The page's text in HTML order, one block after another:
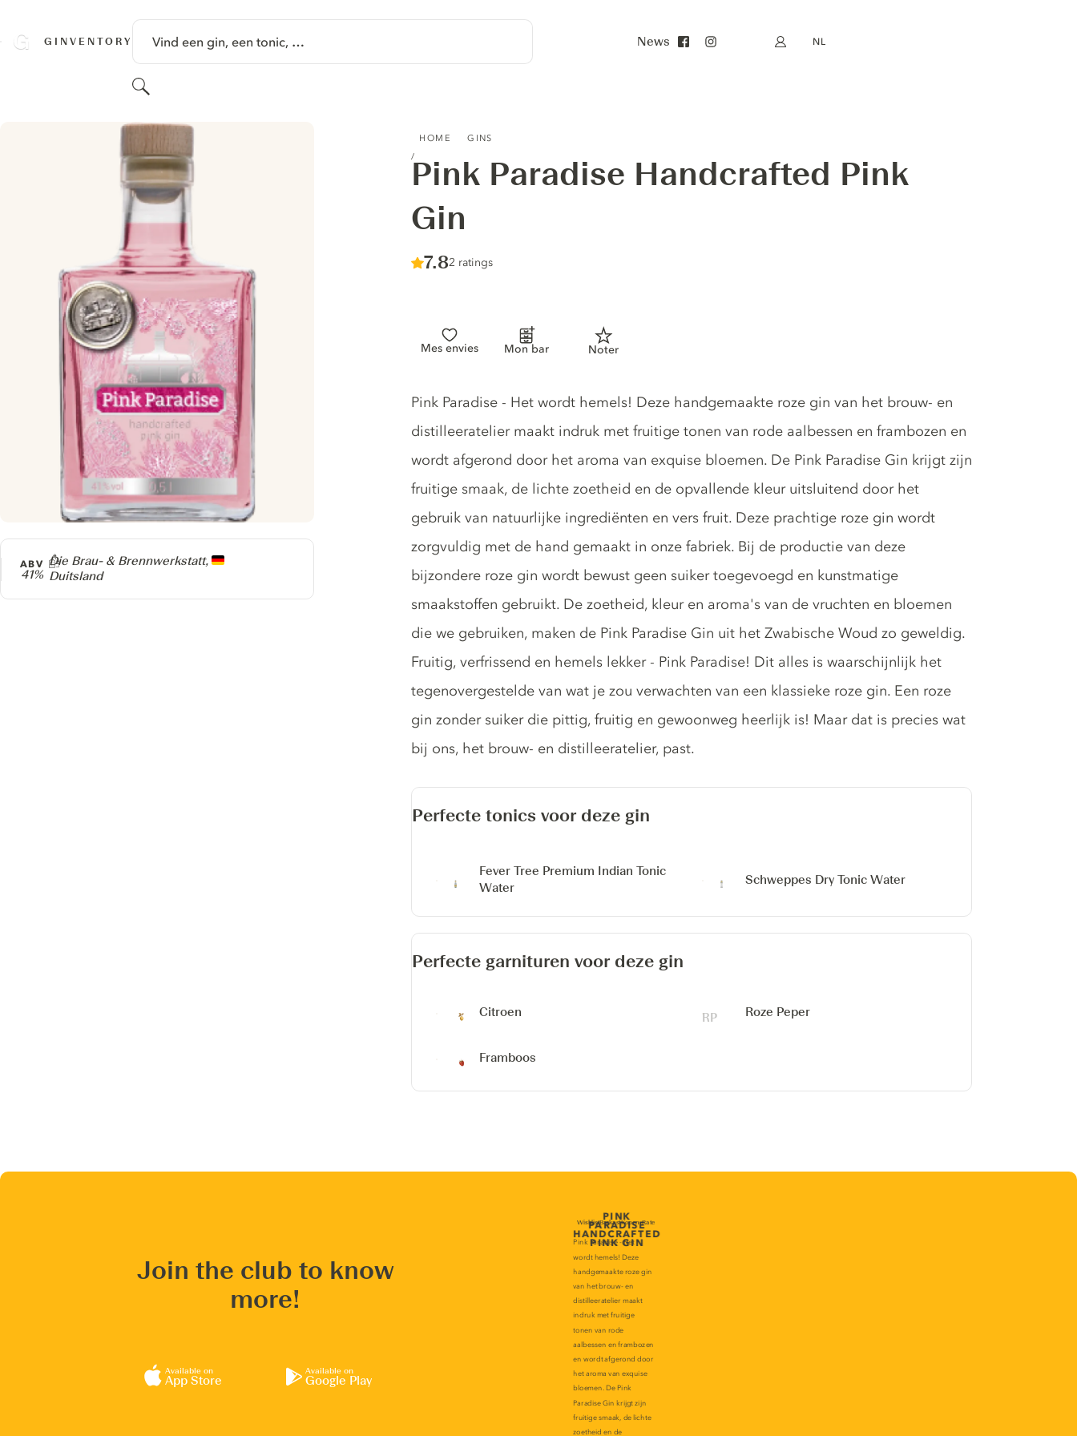
GINVENTORY Vind een gin, een tonic, …
Zoeken
News Mijn account
NL
HOME GINS
Pink Paradise Handcrafted Pink
Gin
Score :
7.8/ 10
2 ratings
Mes envies Mon bar Noter
Producer
Die Brau- & Brennwerkstatt,
Duitsland
ABV
41%
Gin description
Pink Paradise - Het wordt hemels! Deze handgemaakte roze gin van het brouw- en
distilleeratelier maakt indruk met fruitige tonen van rode aalbessen en frambozen en
wordt afgerond door het aroma van exquise bloemen. De Pink Paradise Gin krijgt zijn
fruitige smaak, de lichte zoetheid en de opvallende kleur uitsluitend door het
gebruik van natuurlijke ingrediënten en vers fruit. Deze prachtige roze gin wordt
zorgvuldig met de hand gemaakt in onze fabriek. Bij de productie van deze
bijzondere roze gin wordt bewust geen suiker toegevoegd en kunstmatige
smaakstoffen gebruikt. De zoetheid, kleur en aroma's van de vruchten en bloemen
die we gebruiken, maken de Pink Paradise Gin uit het Zwabische Woud zo geweldig.
Fruitig, verfrissend en hemels lekker - Pink Paradise! Dit alles is waarschijnlijk het
tegenovergestelde van wat je zou verwachten van een klassieke roze gin. Een roze
gin zonder suiker die pittig, fruitig en gewoonweg heerlijk is! Maar dat is precies wat
bij ons, het brouw- en distilleeratelier, past.
Perfecte tonics voor deze gin
Fever Tree Premium Indian Tonic
Water
Schweppes Dry Tonic Water
Perfecte garnituren voor deze gin
Citroen Roze Peper
Framboos
Join the club to know
more!
Available on
App Store
Available on
Google Play